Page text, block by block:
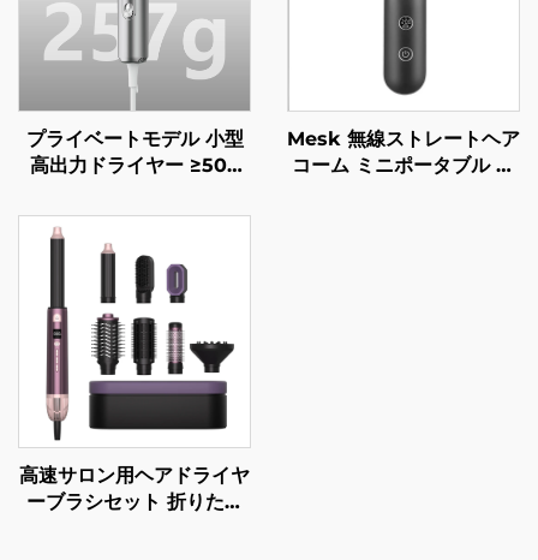
プライベートモデル 小型
高出力ドライヤー ≥500
調節 軽量ミニヘアードラ
イヤー
Mesk 無線ストレートヘア
コーム ミニポータブル ス
高速サロン用ヘアドライヤ
ーブラシセット 折りたた